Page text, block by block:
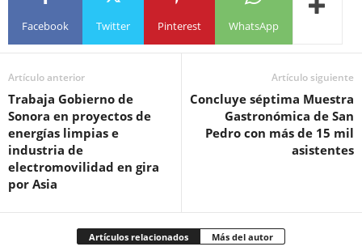
Facebook Twitter Pinterest WhatsApp
Artículo anterior
Trabaja Gobierno de
Sonora en proyectos de
energías limpias e
industria de
electromovilidad en gira
por Asia
Artículo siguiente
Concluye séptima Muestra
Gastronómica de San
Pedro con más de 15 mil
asistentes
Artículos relacionados Más del autor